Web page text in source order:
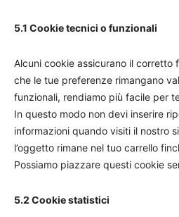
5.1 Cookie tecnici o funzionali
Alcuni cookie assicurano il corretto
che le tue preferenze rimangano
funzionali, rendiamo più facile per
In questo modo non devi inserire
informazioni quando visiti il nostro
l’oggetto rimane nel tuo carrello
Possiamo piazzare questi cookie
5.2 Cookie statistici